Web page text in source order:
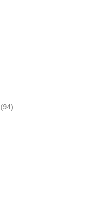
(94)